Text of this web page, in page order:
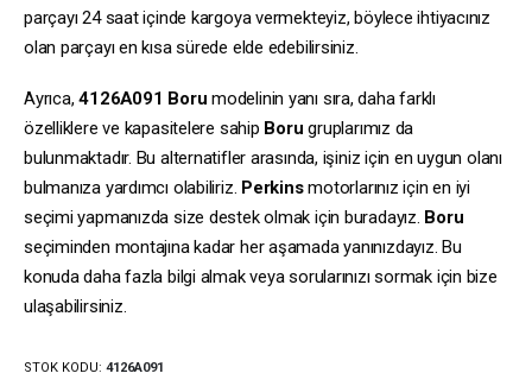
parçayı 24 saat içinde kargoya vermekteyiz, böylece ihtiyacınız
olan parçayı en kısa sürede elde edebilirsiniz.
Ayrıca,4126A091 Boru modelinin yanı sıra, daha farklı
özelliklere ve kapasitelere sahip Boru gruplarımız da
bulunmaktadır. Bu alternatifler arasında, işiniz için en uygun olanı
bulmanıza yardımcı olabiliriz. Perkinsmotorlarınız için en iyi
seçimi yapmanızda size destek olmak için buradayız. Boru
seçiminden montajına kadar her aşamada yanınızdayız. Bu
konuda daha fazla bilgi almak veya sorularınızı sormak için bize
ulaşabilirsiniz.
STOK KODU: 4126A091